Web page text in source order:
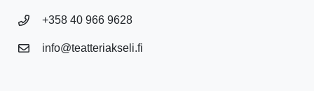
+358 40 966 9628
info@teatteriakseli.fi